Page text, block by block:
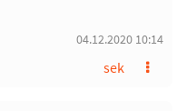
04.12.2020 10:14
sek